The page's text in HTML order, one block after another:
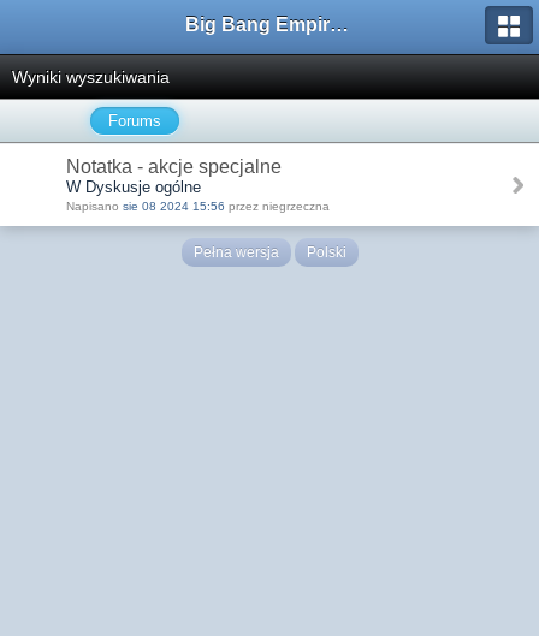
Big Bang Empire - Forum
Wyniki wyszukiwania
Forums
Notatka - akcje specjalne
W Dyskusje ogólne
Napisano sie 08 2024 15:56 przez niegrzeczna
Pełna wersja Polski